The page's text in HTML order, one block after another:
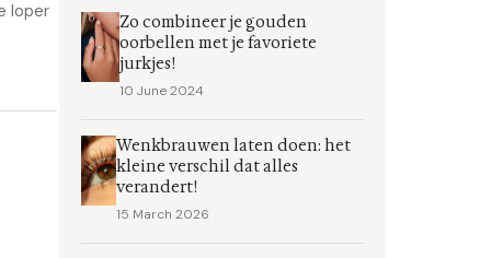
loper
Zo combineer je gouden
oorbellen met je favoriete
jurkjes!
10 June 2024
Wenkbrauwen laten doen: het
kleine verschil dat alles
verandert!
15 March 2026